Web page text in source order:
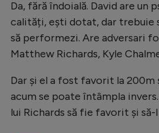
Da, fără îndoială. David are un
calități, ești dotat, dar trebuie
să performezi. Are adversari
Matthew Richards, Kyle
Dar și el a fost favorit la 200m
acum se poate întâmpla
lui Richards să fie favorit și să-